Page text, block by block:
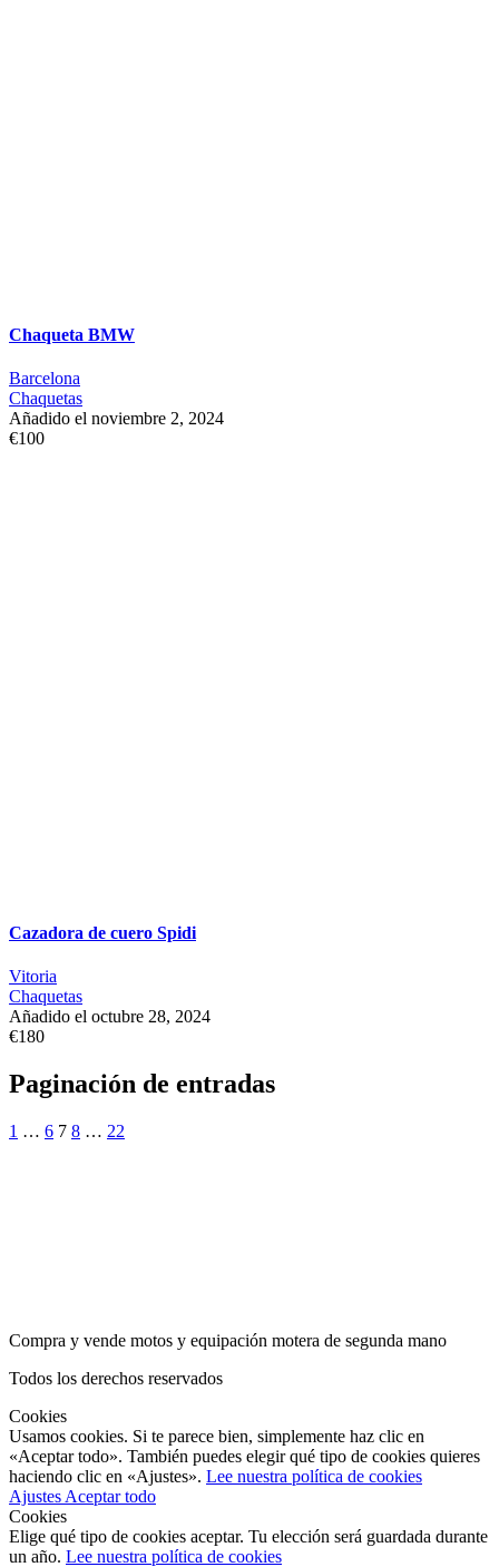
Chaqueta BMW
Barcelona
Chaquetas
Añadido el noviembre 2, 2024
€100
Cazadora de cuero Spidi
Vitoria
Chaquetas
Añadido el octubre 28, 2024
€180
Paginación de entradas
1 … 6 7 8 … 22
Compra y vende motos y equipación motera de segunda mano
Todos los derechos reservados
Cookies
Usamos cookies. Si te parece bien, simplemente haz clic en
«Aceptar todo». También puedes elegir qué tipo de cookies quieres
haciendo clic en «Ajustes». Lee nuestra política de cookies
Ajustes Aceptar todo
Cookies
Elige qué tipo de cookies aceptar. Tu elección será guardada durante
un año. Lee nuestra política de cookies